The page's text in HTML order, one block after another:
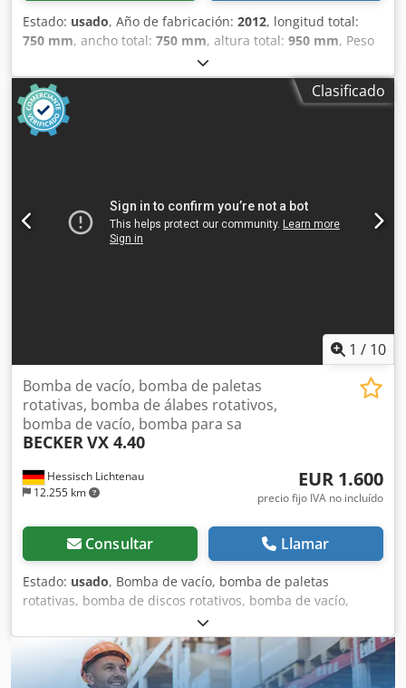
Estado: usado, Año de fabricación: 2012, longitud total:
750 mm, ancho total: 750 mm, altura total: 950 mm, Peso
en vacío: 100 kg - Año de fabricación: 2012 -
Documentación disponible: No - Marcado CE presente: Sí -
Certificado CE disponible: No - Número de serie: H2634320
- Dimensiones de transporte: 750mm x 750mm x 950mm (l
x an x al) - Peso en transporte [kg]: 100kg - Unidades de
Entrega y recompra posibles en cualquier momento para
todo tipo de equipamiento industrial Peter Stroomberg
Clasificado
1 / 10
Hessisch Lichtenau
12.255 km
Bomba de vacío, bomba de paletas
rotativas, bomba de álabes rotativos,
bomba de vacío, bomba para sa
BECKERVX 4.40
EUR 1.600
precio fijo IVA no incluído
Consultar Llamar
Estado: usado, Bomba de vacío, bomba de paletas
rotativas, bomba de discos rotativos, bomba de vacío,
bomba para sala limpia BECKER, modelo VX 4.40. Bomba
de alto vacío. Número de serie: 2583674. Año de
fabricación: 2011. Caudal: 40 m³/h. Vacío: -0,8 bar
(determinado durante la prueba de funcionamiento).